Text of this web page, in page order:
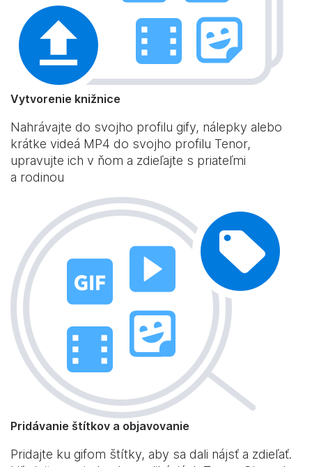
Vytvorenie knižnice
Nahrávajte do svojho profilu gify, nálepky alebo
krátke videá MP4 do svojho profilu Tenor,
upravujte ich v ňom a zdieľajte s priateľmi
a rodinou
Pridávanie štítkov a objavovanie
Pridajte ku gifom štítky, aby sa dali nájsť a zdieľať.